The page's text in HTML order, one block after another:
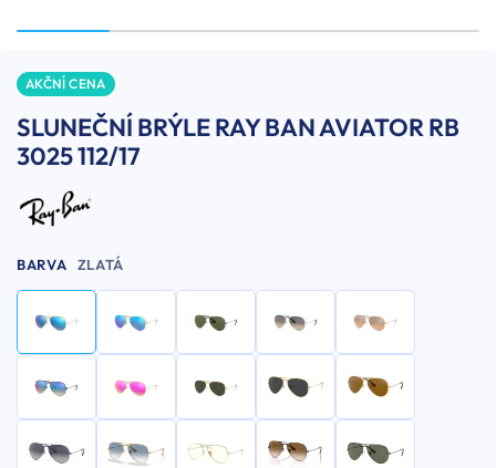
AKČNÍ CENA
SLUNEČNÍ BRÝLE RAY BAN AVIATOR RB
3025 112/17
BARVA ZLATÁ